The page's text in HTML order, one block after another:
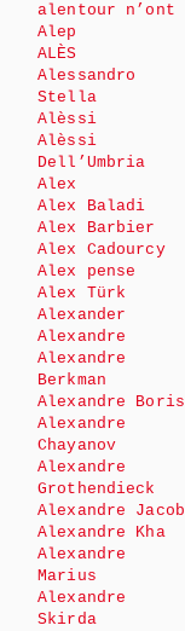
alentour n’ont
Alep
ALÈS
Alessandro
Stella
Alèssi
Alèssi
Dell’Umbria
Alex
Alex Baladi
Alex Barbier
Alex Cadourcy
Alex pense
Alex Türk
Alexander
Alexandre
Alexandre
Berkman
Alexandre Boris
Alexandre
Chayanov
Alexandre
Grothendieck
Alexandre Jacob
Alexandre Kha
Alexandre
Marius
Alexandre
Skirda